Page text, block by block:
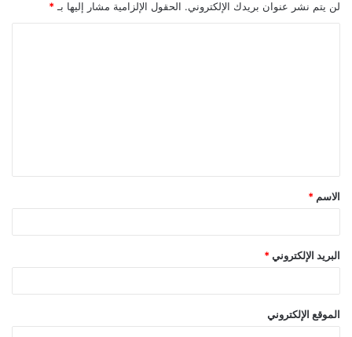
لن يتم نشر عنوان بريدك الإلكتروني. الحقول الإلزامية مشار إليها بـ *
ق
*
الاسم *
البريد الإلكتروني *
الموقع الإلكتروني